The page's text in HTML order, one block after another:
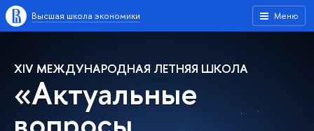
Меню
Высшая школа экономики
XIV МЕЖДУНАРОДНАЯ ЛЕТНЯЯ ШКОЛА
«Актуальные